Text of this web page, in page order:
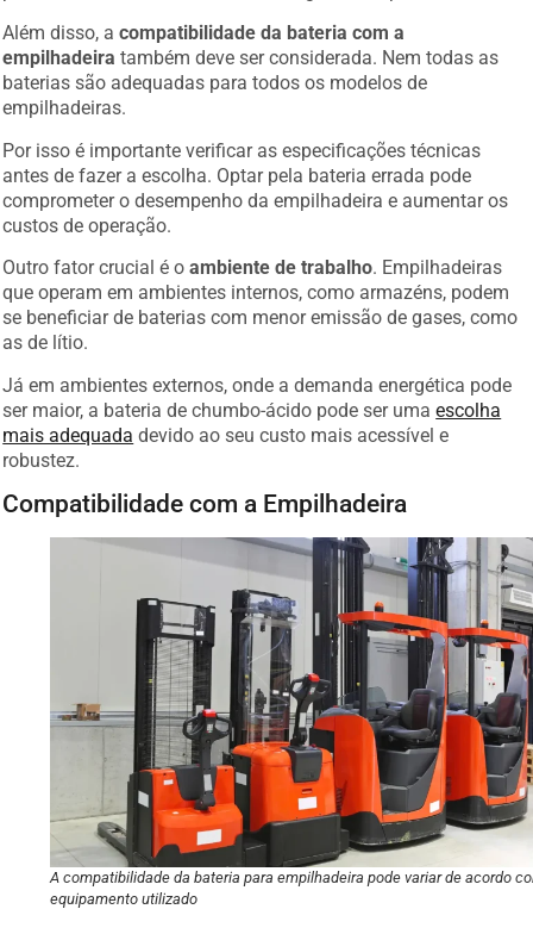
Além disso, acompatibilidade da bateria com a
empilhadeira também deve ser considerada. Nem todas as
baterias são adequadas para todos os modelos de
empilhadeiras.
Por isso é importante verificar as especificações técnicas
antes de fazer a escolha. Optar pela bateria errada pode
comprometer o desempenho da empilhadeira e aumentar os
custos de operação.
Outro fator crucial é oambiente de trabalho. Empilhadeiras
que operam em ambientes internos, como armazéns, podem
se beneficiar de baterias com menor emissão de gases, como
as de lítio.
Já em ambientes externos, onde a demanda energética pode
ser maior, a bateria de chumbo-ácido pode ser umaescolha
mais adequada devido ao seu custo mais acessível e
robustez.
Compatibilidade com a Empilhadeira
A compatibilidade da bateria para empilhadeira pode variar de acordo
equipamento utilizado